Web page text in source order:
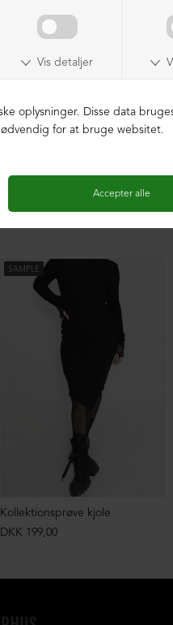
SAMPLE
Kollektionsprøve kjole
DKK 199,00